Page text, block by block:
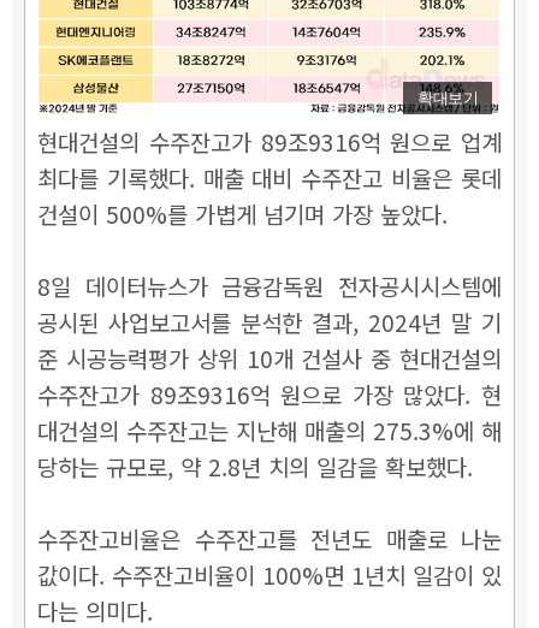
확대보기
현대건설의 수주잔고가 89조9316억 원으로 업계
최다를 기록했다. 매출 대비 수주잔고 비율은 롯데
건설이 500%를 가볍게 넘기며 가장 높았다.
8일 데이터뉴스가 금융감독원 전자공시시스템에
공시된 사업보고서를 분석한 결과, 2024년 말 기
준 시공능력평가 상위 10개 건설사 중 현대건설의
수주잔고가 89조9316억 원으로 가장 많았다. 현
대건설의 수주잔고는 지난해 매출의 275.3%에 해
당하는 규모로, 약 2.8년 치의 일감을 확보했다.
수주잔고비율은 수주잔고를 전년도 매출로 나눈
값이다. 수주잔고비율이 100%면 1년치 일감이 있
다는 의미다.